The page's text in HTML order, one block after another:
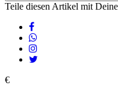
Teile diesen Artikel mit
€